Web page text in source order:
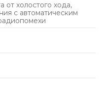
от холостого хода,
с автоматическим